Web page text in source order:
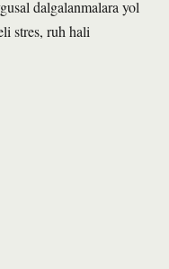
dalgalanmalara yol
stres, ruh hali